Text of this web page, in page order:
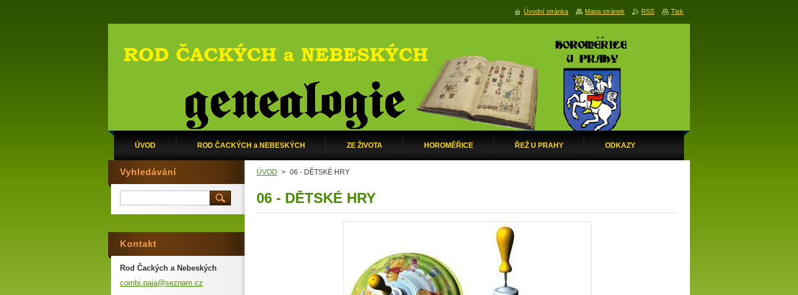
ÚVOD ROD ČACKÝCH a NEBESKÝCH ZE ŽIVOTA HOROMĚŘICE ŘEŽ U PRAHY ODKAZY
ÚVOD > 06 - DĚTSKÉ HRY
06 - DĚTSKÉ HRY
Vyhledávání
Kontakt
Rod Čackých a Nebeských
combi.paja@seznam.cz
Úvodní stránka Mapa stránek RSS Tisk